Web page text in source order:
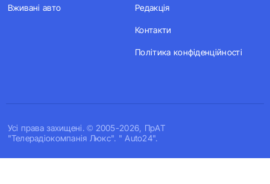
Усi права захищенi. © 2005-2026, ПрАТ
"Телерадіокомпанія Люкс". " Auto24".
Вживані авто Редакція
Контакти
Політика конфіденційності